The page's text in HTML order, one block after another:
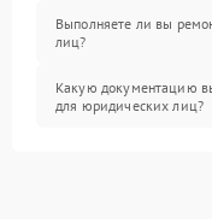
Выполняете ли вы
лиц?
Какую документацию
для юридических лиц?